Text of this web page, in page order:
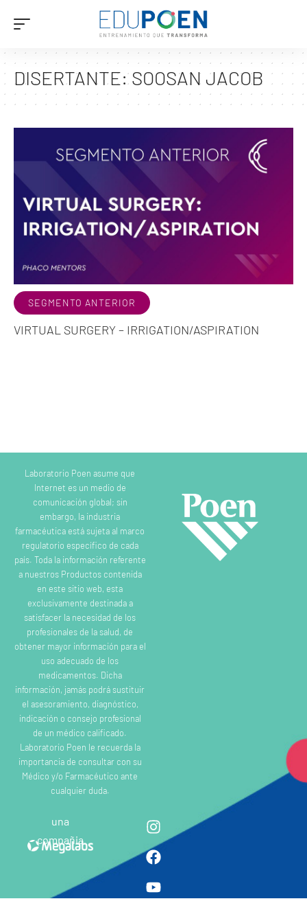
DISERTANTE:SOOSAN JACOB
SEGMENTO ANTERIOR
VIRTUAL SURGERY – IRRIGATION/ASPIRATION
Laboratorio Poen asume que
Internet es un medio de
comunicación global; sin
embargo, la industria
farmacéutica está sujeta al marco
regulatorio específico de cada
país. Toda la información referente
a nuestros Productos contenida
en este sitio web, esta
exclusivamente destinada a
satisfacer la necesidad de los
profesionales de la salud, de
obtener mayor información para el
uso adecuado de los
medicamentos. Dicha
información, jamás podrá sustituir
el asesoramiento, diagnóstico,
indicación o consejo profesional
de un médico calificado.
Laboratorio Poen le recuerda la
importancia de consultar con su
Médico y/o Farmacéutico ante
cualquier duda.
una
compañia